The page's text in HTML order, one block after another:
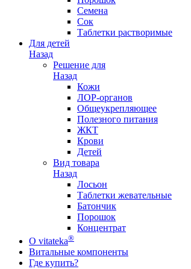
Семена
Сок
Таблетки растворимые
Для детей
Назад
Решение для
Назад
Кожи
ЛОР-органов
Общеукрепляющее
Полезного питания
ЖКТ
Крови
Детей
Вид товара
Назад
Лосьон
Таблетки жевательные
Батончик
Порошок
Концентрат
О vitateka®
Витальные компоненты
Где купить?